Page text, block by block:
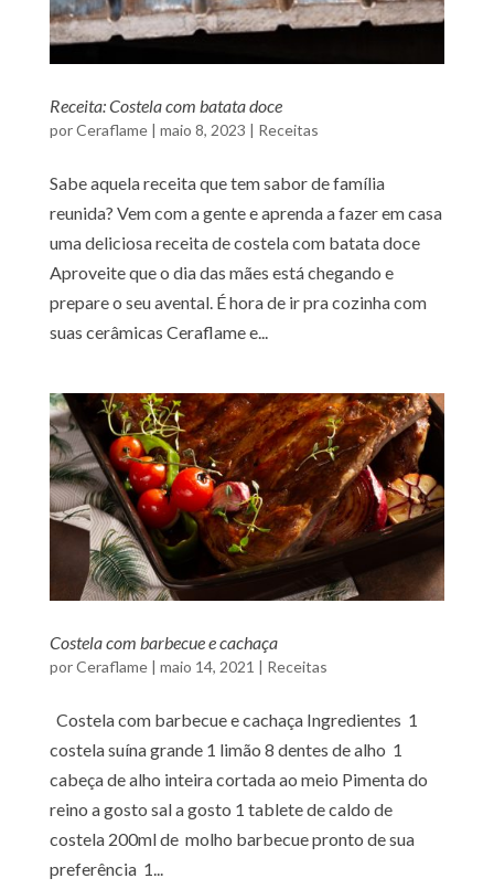
Receita: Costela com batata doce
porCeraflame| maio 8, 2023 | Receitas
Sabe aquela receita que tem sabor de família
reunida? Vem com a gente e aprenda a fazer em casa
uma deliciosa receita de costela com batata doce
Aproveite que o dia das mães está chegando e
prepare o seu avental. É hora de ir pra cozinha com
suas cerâmicas Ceraflame e...
Costela com barbecue e cachaça
porCeraflame| maio 14, 2021 | Receitas
Costela com barbecue e cachaça Ingredientes 1
costela suína grande 1 limão 8 dentes de alho 1
cabeça de alho inteira cortada ao meio Pimenta do
reino a gosto sal a gosto 1 tablete de caldo de
costela 200ml de molho barbecue pronto de sua
preferência 1...